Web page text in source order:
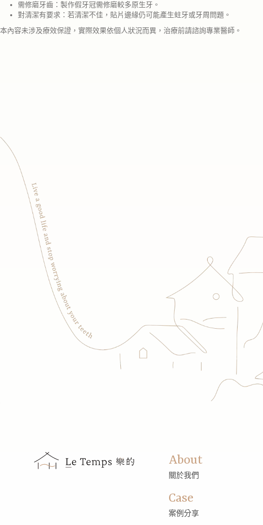
需修磨牙齒：製作假牙冠需修磨較多原生牙。
對清潔有要求：若清潔不佳，貼片邊緣仍可能產生蛀牙或牙周問題。
本內容未涉及療效保證，實際效果依個人狀況而異，治療前請諮詢專業醫師。
About
關於我們
Case
案例分享